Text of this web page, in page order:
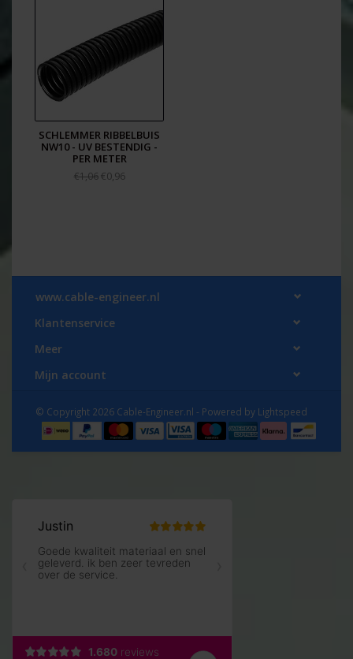
SCHLEMMER RIBBELBUIS
NW10 - UV BESTENDIG -
PER METER
€1,06€0,96
www.cable-engineer.nl
Klantenservice
Meer
Mijn account
© Copyright 2026 Cable-Engineer.nl - Powered by Lightspeed